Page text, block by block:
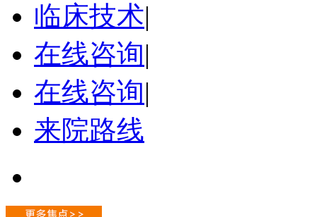
临床技术|
在线咨询|
在线咨询|
来院路线